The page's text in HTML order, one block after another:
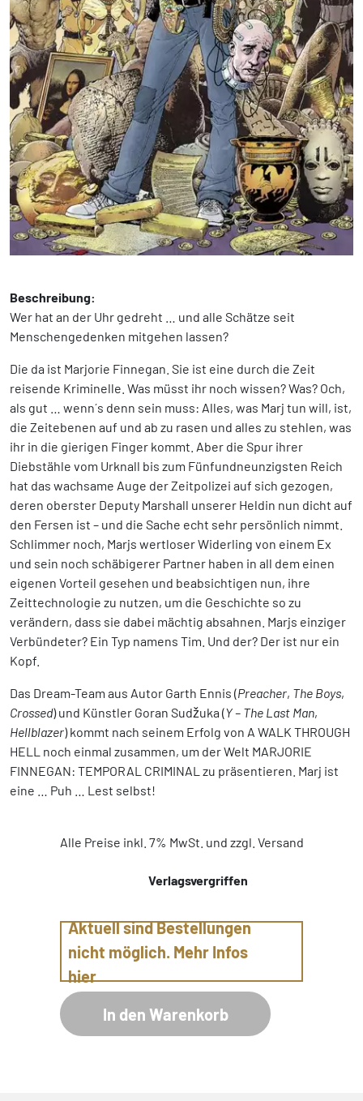
Beschreibung:
Wer hat an der Uhr gedreht … und alle Schätze seit
Menschengedenken mitgehen lassen?
Die da ist Marjorie Finnegan. Sie ist eine durch die Zeit
reisende Kriminelle. Was müsst ihr noch wissen? Was? Och,
als gut … wenn´s denn sein muss: Alles, was Marj tun will, ist,
die Zeitebenen auf und ab zu rasen und alles zu stehlen, was
ihr in die gierigen Finger kommt. Aber die Spur ihrer
Diebstähle vom Urknall bis zum Fünfundneunzigsten Reich
hat das wachsame Auge der Zeitpolizei auf sich gezogen,
deren oberster Deputy Marshall unserer Heldin nun dicht auf
den Fersen ist – und die Sache echt sehr persönlich nimmt.
Schlimmer noch, Marjs wertloser Widerling von einem Ex
und sein noch schäbigerer Partner haben in all dem einen
eigenen Vorteil gesehen und beabsichtigen nun, ihre
Zeittechnologie zu nutzen, um die Geschichte so zu
verändern, dass sie dabei mächtig absahnen. Marjs einziger
Verbündeter? Ein Typ namens Tim. Und der? Der ist nur ein
Kopf.
Das Dream-Team aus Autor Garth Ennis (Preacher, The Boys,
Crossed) und Künstler Goran Sudžuka (Y – The Last Man,
Hellblazer) kommt nach seinem Erfolg von A WALK THROUGH
HELL noch einmal zusammen, um der Welt MARJORIE
FINNEGAN: TEMPORAL CRIMINAL zu präsentieren. Marj ist
eine … Puh … Lest selbst!
Alle Preise inkl. 7% MwSt. und zzgl. Versand
Verlagsvergriffen
Aktuell sind Bestellungen
nicht möglich. Mehr Infos
hier
In den Warenkorb